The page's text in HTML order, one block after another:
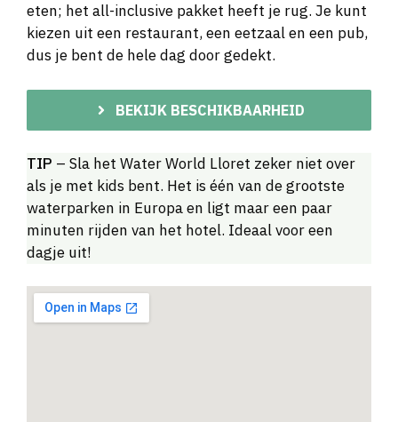
eten; het all-inclusive pakket heeft je rug. Je kunt
kiezen uit een restaurant, een eetzaal en een pub,
dus je bent de hele dag door gedekt.
BEKIJK BESCHIKBAARHEID
TIP – Sla het Water World Lloret zeker niet over
als je met kids bent. Het is één van de grootste
waterparken in Europa en ligt maar een paar
minuten rijden van het hotel. Ideaal voor een
dagje uit!